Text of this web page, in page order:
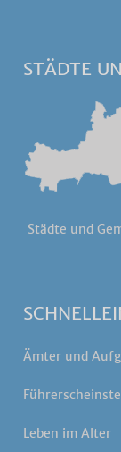
STÄDTE
Städte und
Ämter und
Leben im Alter